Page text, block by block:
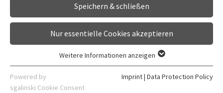
Contact
Sektion für Neurodegenerative Erkrankungen und
Bewegungsstörungen
General Persons
Speichern & schließen
Nur essentielle Cookies akzeptieren
Essentielle Cookies werden für grundlegende Funktionen der
Webseite benötigt. Dadurch ist gewährleistet, dass die
Weitere Informationen anzeigen
Powered by
sgalinski Cookie Consent
Imprint| Data Protection Policy